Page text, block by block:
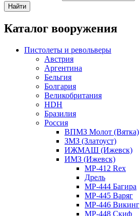
Каталог вооружения
Пистолеты и револьверы
Австрия
Аргентина
Бельгия
Болгария
Великобритания
HDH
Бразилия
Россия
ВПМЗ Молот (Вятка)
ЗМЗ (Златоуст)
ИЖМАШ (Ижевск)
ИМЗ (Ижевск)
MP-412 Rex
Дрель
МР-444 Багира
МР-445 Варяг
МР-446 Викинг
МР-448 Скиф